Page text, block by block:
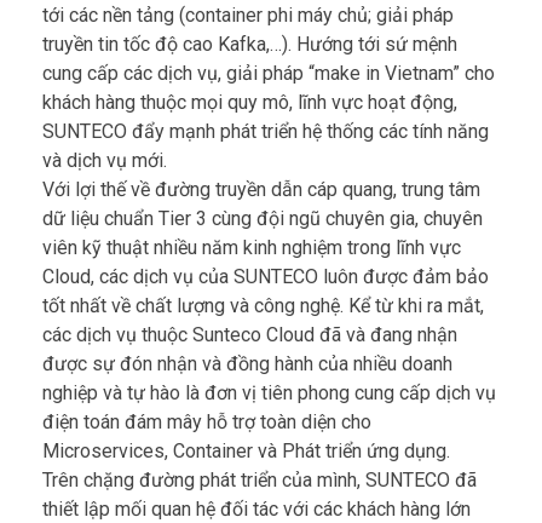
tới các nền tảng (container phi máy chủ; giải pháp
truyền tin tốc độ cao Kafka,…). Hướng tới sứ mệnh
cung cấp các dịch vụ, giải pháp “make in Vietnam” cho
khách hàng thuộc mọi quy mô, lĩnh vực hoạt động,
SUNTECO đẩy mạnh phát triển hệ thống các tính năng
và dịch vụ mới.
Với lợi thế về đường truyền dẫn cáp quang, trung tâm
dữ liệu chuẩn Tier 3 cùng đội ngũ chuyên gia, chuyên
viên kỹ thuật nhiều năm kinh nghiệm trong lĩnh vực
Cloud, các dịch vụ của SUNTECO luôn được đảm bảo
tốt nhất về chất lượng và công nghệ. Kể từ khi ra mắt,
các dịch vụ thuộc Sunteco Cloud đã và đang nhận
được sự đón nhận và đồng hành của nhiều doanh
nghiệp và tự hào là đơn vị tiên phong cung cấp dịch vụ
điện toán đám mây hỗ trợ toàn diện cho
Microservices, Container và Phát triển ứng dụng.
Trên chặng đường phát triển của mình, SUNTECO đã
thiết lập mối quan hệ đối tác với các khách hàng lớn